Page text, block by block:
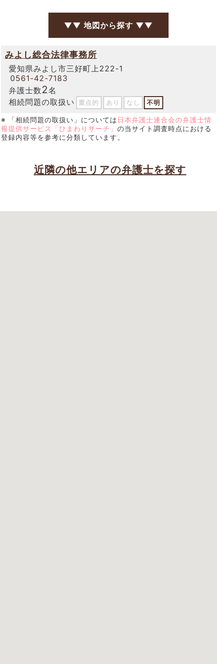
▼▼ 地図から探す ▼▼
みよし総合法律事務所
愛知県みよし市三好町上222-1
0561-42-7183
弁護士数2名
相続問題の取扱い
重点的 あり なし 不明
※ 「相続問題の取扱い」については 日本弁護士連合会の弁護士情
報提供サービス「ひまわりサーチ」 の当サイト調査時点における
登録内容等を参考に分類しています。
近隣の他エリアの弁護士を探す